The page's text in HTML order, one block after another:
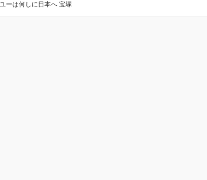
ユーは何しに日本へ 宝塚